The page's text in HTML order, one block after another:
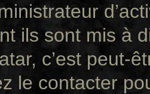
ils sont mis à
c’est peut-
le contacter